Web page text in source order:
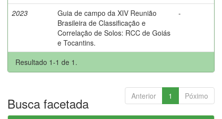
2023
Guia de campo da XIV Reunião
Brasileira de Classificação e
Correlação de Solos: RCC de Goiás
e Tocantins.
-
Resultado 1-1 de 1.
Anterior 1 Póximo
Busca facetada